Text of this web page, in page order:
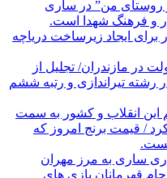
روستای من” در ساری
و فرهنگ شهدا است.
اعتبار برای ایجاد زیرساخت دریاچه
دولت در مازندران/ تجلیل از
رشته تیراندازی و رتبه ششم
این انقلاب و کشور به سمت
/ قیمت برنج امروز که
ساری به مرز مهران
قهرمانان بازی های